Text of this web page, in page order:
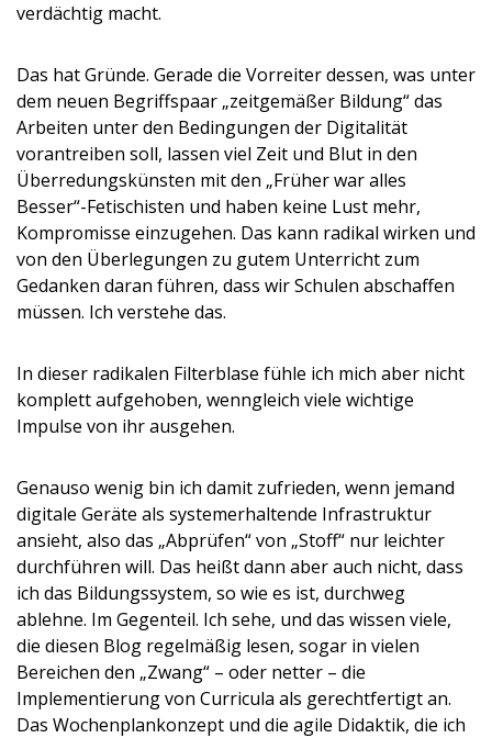
verdächtig macht.
Das hat Gründe. Gerade die Vorreiter dessen, was unter
dem neuen Begriffspaar „zeitgemäßer Bildung“ das
Arbeiten unter den Bedingungen der Digitalität
vorantreiben soll, lassen viel Zeit und Blut in den
Überredungskünsten mit den „Früher war alles
Besser“-Fetischisten und haben keine Lust mehr,
Kompromisse einzugehen. Das kann radikal wirken und
von den Überlegungen zu gutem Unterricht zum
Gedanken daran führen, dass wir Schulen abschaffen
müssen. Ich verstehe das.
In dieser radikalen Filterblase fühle ich mich aber nicht
komplett aufgehoben, wenngleich viele wichtige
Impulse von ihr ausgehen.
Genauso wenig bin ich damit zufrieden, wenn jemand
digitale Geräte als systemerhaltende Infrastruktur
ansieht, also das „Abprüfen“ von „Stoff“ nur leichter
durchführen will. Das heißt dann aber auch nicht, dass
ich das Bildungssystem, so wie es ist, durchweg
ablehne. Im Gegenteil. Ich sehe, und das wissen viele,
die diesen Blog regelmäßig lesen, sogar in vielen
Bereichen den „Zwang“ – oder netter – die
Implementierung von Curricula als gerechtfertigt an.
Das Wochenplankonzept und die agile Didaktik, die ich